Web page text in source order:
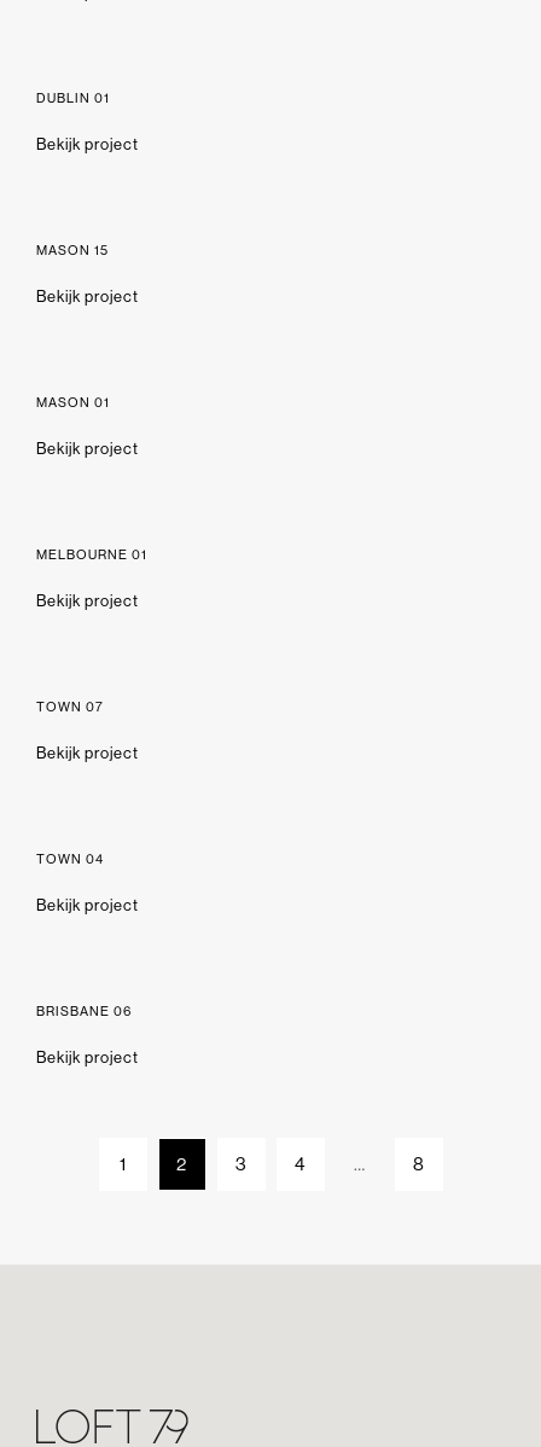
DUBLIN 01
Bekijk project
MASON 15
Bekijk project
MASON 01
Bekijk project
MELBOURNE 01
Bekijk project
TOWN 07
Bekijk project
TOWN 04
Bekijk project
BRISBANE 06
Bekijk project
1 2 3 4 … 8